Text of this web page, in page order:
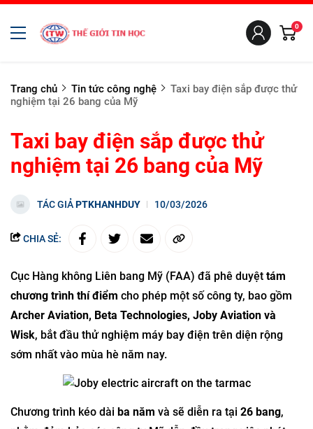
0
Trang chủ Tin tức công nghệ
Taxi bay điện sắp được thử
nghiệm tại 26 bang của Mỹ
Taxi bay điện sắp được thử
nghiệm tại 26 bang của Mỹ
TÁC GIẢPTKHANHDUY 10/03/2026
CHIA SẺ:
Cục Hàng không Liên bang Mỹ (FAA) đã phê duyệt tám
chương trình thí điểm cho phép một số công ty, bao gồm
Archer Aviation, Beta Technologies, Joby Aviation và
Wisk, bắt đầu thử nghiệm máy bay điện trên diện rộng
sớm nhất vào mùa hè năm nay.
Chương trình kéo dài ba năm và sẽ diễn ra tại 26 bang,